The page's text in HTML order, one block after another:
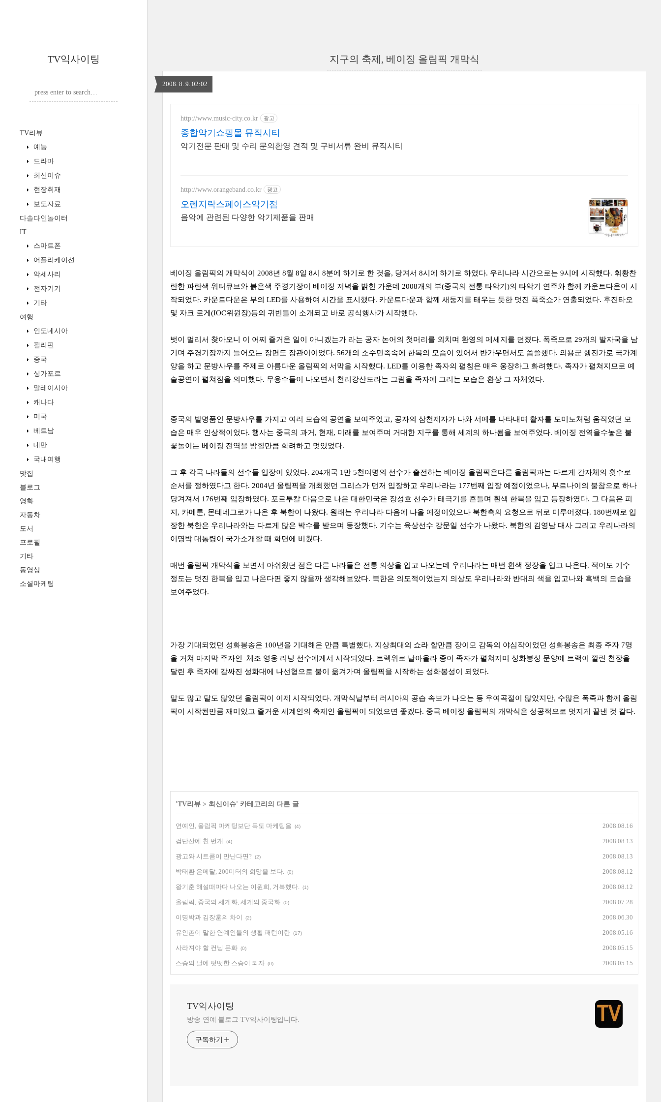
TV익사이팅
TV리뷰
예능
드라마
최신이슈
현장취재
보도자료
다솔다인놀이터
IT
스마트폰
어플리케이션
악세사리
전자기기
기타
여행
인도네시아
필리핀
중국
싱가포르
말레이시아
캐나다
미국
베트남
대만
국내여행
맛집
블로그
영화
자동차
도서
프로필
기타
동영상
소셜마케팅
지구의 축제, 베이징 올림픽 개막식
2008. 8. 9. 02:02
http://www.music-city.co.kr 광고
종합악기쇼핑몰 뮤직시티
악기전문 판매 및 수리 문의환영 견적 및 구비서류 완비 뮤직시티
http://www.orangeband.co.kr 광고
오렌지락스페이스악기점
음악에 관련된 다양한 악기제품을 판매
베이징 올림픽의 개막식이 2008년 8월 8일 8시 8분에 하기로 한 것을, 당겨서 8시에 하기로 하였다. 우리나라 시간으로는 9시에 시작했다. 휘황찬
란한 파란색 워터큐브와 붉은색 주경기장이 베이징 저녁을 밝힌 가운데 2008개의 부(중국의 전통 타악기)의 타악기 연주와 함께 카운트다운이 시
작되었다. 카운트다운은 부의 LED를 사용하여 시간을 표시했다. 카운트다운과 함께 새둥지를 태우는 듯한 멋진 폭죽쇼가 연출되었다. 후진타오
및 자크 로게(IOC위원장)등의 귀빈들이 소개되고 바로 공식행사가 시작했다.
벗이 멀리서 찾아오니 이 어찌 즐거운 일이 아니겠는가 라는 공자 논어의 첫머리를 외치며 환영의 메세지를 던졌다. 폭죽으로 29개의 발자국을 남
기며 주경기장까지 들어오는 장면도 장관이이었다. 56개의 소수민족속에 한복의 모습이 있어서 반가우면서도 씁쓸했다. 의용군 행진가로 국가계
양을 하고 문방사우를 주제로 아름다운 올림픽의 서막을 시작했다. LED를 이용한 족자의 펼침은 매우 웅장하고 화려했다. 족자가 펼쳐지므로 예
술공연이 펼쳐짐을 의미했다. 무용수들이 나오면서 천리강산도라는 그림을 족자에 그리는 모습은 환상 그 자체였다.
중국의 발명품인 문방사우를 가지고 여러 모습의 공연을 보여주었고, 공자의 삼천제자가 나와 서예를 나타내며 활자를 도미노처럼 움직였던 모
습은 매우 인상적이었다. 행사는 중국의 과거, 현재, 미래를 보여주며 거대한 지구를 통해 세계의 하나됨을 보여주었다. 베이징 전역을수놓은 불
꽃놀이는 베이징 전역을 밝힐만큼 화려하고 멋있었다.
그 후 각국 나라들의 선수들 입장이 있었다. 204개국 1만 5천여명의 선수가 출전하는 베이징 올림픽은다른 올림픽과는 다르게 간자체의 횟수로
순서를 정하였다고 한다. 2004년 올림픽을 개최했던 그리스가 먼저 입장하고 우리나라는 177번째 입장 예정이었으나, 부르나이의 불참으로 하나
당겨져서 176번째 입장하였다. 포르투칼 다음으로 나온 대한민국은 장성호 선수가 태극기를 흔들며 흰색 한복을 입고 등장하였다. 그 다음은 피
지, 카메룬, 몬테네그로가 나온 후 북한이 나왔다. 원래는 우리나라 다음에 나올 예정이었으나 북한측의 요청으로 뒤로 미루어졌다. 180번째로 입
장한 북한은 우리나라와는 다르게 많은 박수를 받으며 등장했다. 기수는 육상선수 강문일 선수가 나왔다. 북한의 김영남 대사 그리고 우리나라의
이명박 대통령이 국가소개할 때 화면에 비췄다.
매번 올림픽 개막식을 보면서 아쉬웠던 점은 다른 나라들은 전통 의상을 입고 나오는데 우리나라는 매번 흰색 정장을 입고 나온다. 적어도 기수
정도는 멋진 한복을 입고 나온다면 좋지 않을까 생각해보았다. 북한은 의도적이었는지 의상도 우리나라와 반대의 색을 입고나와 흑백의 모습을
보여주었다.
가장 기대되었던 성화봉송은 100년을 기대해온 만큼 특별했다. 지상최대의 쇼라 할만큼 장이모 감독의 야심작이었던 성화봉송은 최종 주자 7명
을 거쳐 마지막 주자인 체조 영웅 리닝 선수에게서 시작되었다. 트렉위로 날아올라 종이 족자가 펼쳐지며 성화봉성 문양에 트랙이 깔린 천장을
달린 후 족자에 감싸진 성화대에 나선형으로 불이 옮겨가며 올림픽을 시작하는 성화봉성이 되었다.
말도 많고 탈도 많았던 올림픽이 이제 시작되었다. 개막식날부터 러시아의 공습 속보가 나오는 등 우여곡절이 많았지만, 수많은 폭죽과 함께 올림
픽이 시작된만큼 재미있고 즐거운 세계인의 축제인 올림픽이 되었으면 좋겠다. 중국 베이징 올림픽의 개막식은 성공적으로 멋지게 끝낸 것 같다.
'TV리뷰 > 최신이슈' 카테고리의 다른 글
연예인, 올림픽 마케팅보단 독도 마케팅을 (4) 2008.08.16
검단산에 친 번개 (4) 2008.08.13
광고와 시트콤이 만난다면? (2) 2008.08.13
박태환 은메달, 200미터의 희망을 보다. (0) 2008.08.12
왕기춘 해설때마다 나오는 이원희, 거북했다. (1) 2008.08.12
올림픽, 중국의 세계화, 세계의 중국화 (0) 2008.07.28
이명박과 김장훈의 차이 (2) 2008.06.30
유인촌이 말한 연예인들의 생활 패턴이란 (17) 2008.05.16
사라져야 할 컨닝 문화 (0) 2008.05.15
스승의 날에 떳떳한 스승이 되자 (0) 2008.05.15
TV익사이팅
방송 연예 블로그 TV익사이팅입니다.
구독하기